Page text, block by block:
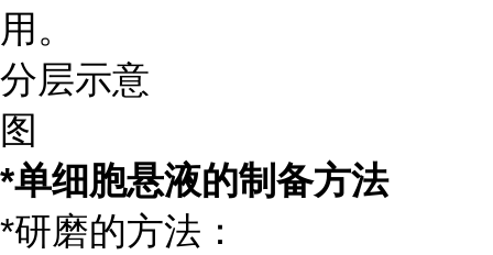
用。
分层示意
图
*单细胞悬液的制备方法
*研磨的方法：